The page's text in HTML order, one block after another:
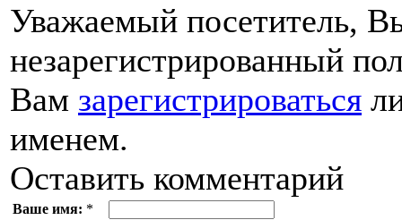
Уважаемый посетитель,
незарегистрированный
Вам зарегистрироваться
именем.
Оставить комментарий
Ваше имя: *